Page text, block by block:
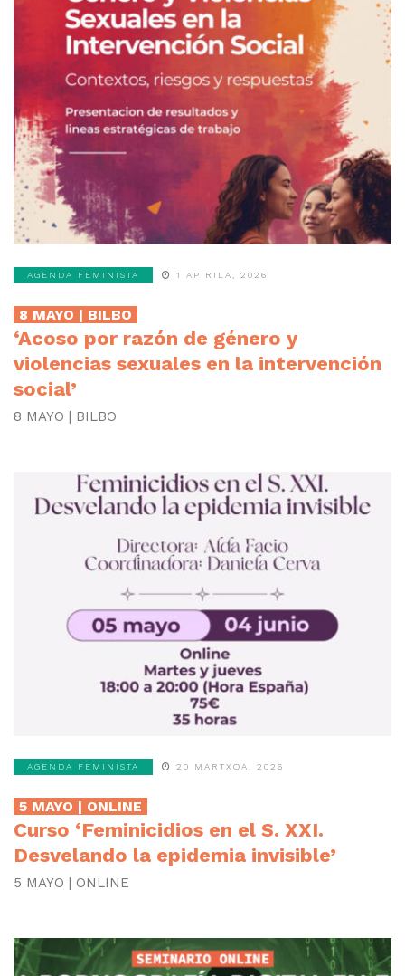
AGENDA FEMINISTA 1 APIRILA, 2026
8 MAYO | BILBO
‘Acoso por razón de género y
violencias sexuales en la intervención
social’
8 MAYO | BILBO
AGENDA FEMINISTA 20 MARTXOA, 2026
5 MAYO | ONLINE
Curso ‘Feminicidios en el S. XXI.
Desvelando la epidemia invisible’
5 MAYO | ONLINE